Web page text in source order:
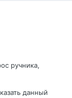
ручника,
данный